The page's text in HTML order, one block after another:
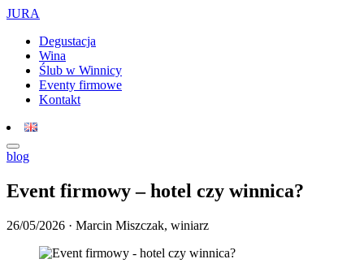
JURA
Degustacja
Wina
Ślub w Winnicy
Eventy firmowe
Kontakt
blog
Event firmowy – hotel czy winnica?
26/05/2026 · Marcin Miszczak, winiarz